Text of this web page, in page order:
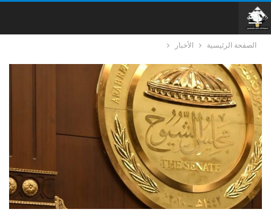
الصفحة الرئيسية الأخبار